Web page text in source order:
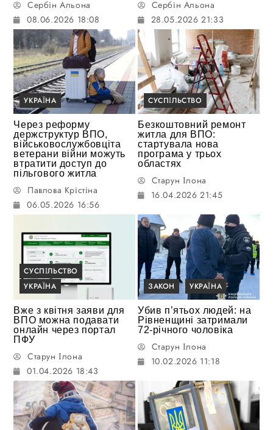
Сербін Альона
08.06.2026 18:08
Сербін Альона
28.05.2026 21:33
УКРАЇНА
Через реформу
держструктур ВПО,
військовослужбовціта
ветерани війни можуть
втратити доступ до
пільгового житла
Павлова Крістіна
06.05.2026 16:56
СУСПІЛЬСТВО
Безкоштовний ремонт
житла для ВПО:
стартувала нова
програма у трьох
областях
Старун Ілона
16.04.2026 21:45
СУСПІЛЬСТВО
УКРАЇНА
Вже з квітня заяви для
ВПО можна подавати
онлайн через портал
ПФУ
Старун Ілона
01.04.2026 18:43
ЗАКОН УКРАЇНА
Убив п’ятьох людей: на
Рівненщині затримали
72-річного чоловіка
Старун Ілона
10.02.2026 11:18